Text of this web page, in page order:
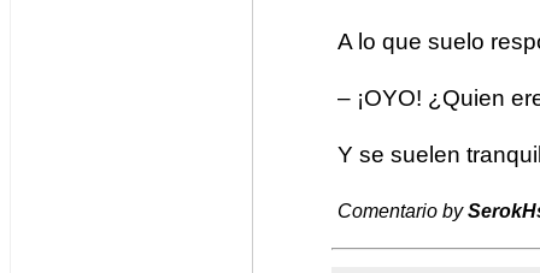
A lo que suelo
– ¡OYO! ¿Quien
Y se suelen
Comentario by